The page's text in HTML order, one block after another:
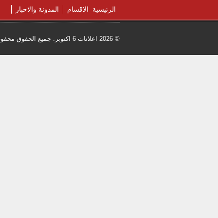
الرئيسية الاقسام المدونة والاخبار
© 2026 اعلانات 6 اكتوبر. جميع الحقوق محفوظة.